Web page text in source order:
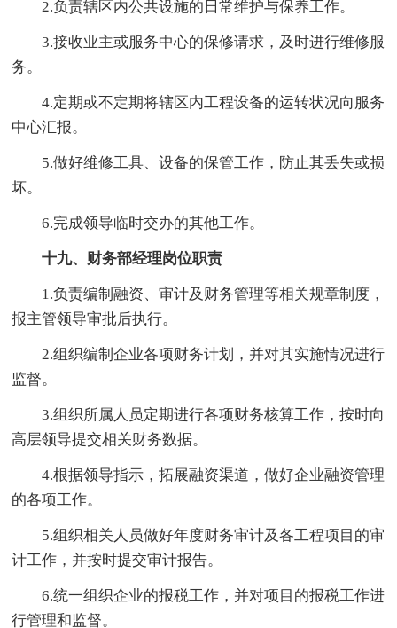
2.负责辖区内公共设施的日常维护与保养工作。
3.接收业主或服务中心的保修请求，及时进行维修服
务。
4.定期或不定期将辖区内工程设备的运转状况向服务
中心汇报。
5.做好维修工具、设备的保管工作，防止其丢失或损
坏。
6.完成领导临时交办的其他工作。
十九、财务部经理岗位职责
1.负责编制融资、审计及财务管理等相关规章制度，
报主管领导审批后执行。
2.组织编制企业各项财务计划，并对其实施情况进行
监督。
3.组织所属人员定期进行各项财务核算工作，按时向
高层领导提交相关财务数据。
4.根据领导指示，拓展融资渠道，做好企业融资管理
的各项工作。
5.组织相关人员做好年度财务审计及各工程项目的审
计工作，并按时提交审计报告。
6.统一组织企业的报税工作，并对项目的报税工作进
行管理和监督。